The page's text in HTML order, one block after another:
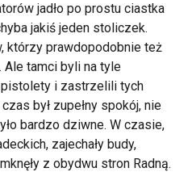
jadło po prostu ciastka
jakiś jeden stoliczek.
którzy prawdopodobnie też
tamci byli na tyle
i zastrzelili tych
był zupełny spokój, nie
bardzo dziwne. W czasie,
zajechały budy,
z obydwu stron Radną.